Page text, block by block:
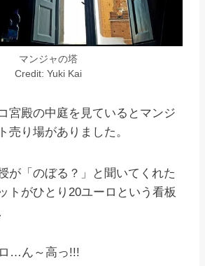
マンジャの塔
Credit: Yuki Kai
宮殿の中庭を見ているとマンジ
売り場がありました。
が「のぼる？」と聞いてくれた
トがひとり20ユーロという看板
…ん～高っ!!!